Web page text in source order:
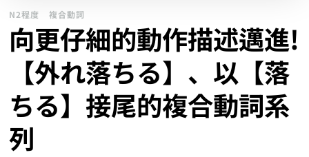
N2程度 複合動詞
向更仔細的動作描述邁進!
【外れ落ちる】、以【落
ちる】接尾的複合動詞系
列